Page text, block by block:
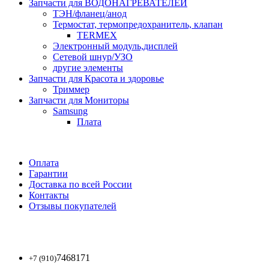
Запчасти для ВОДОНАГРЕВАТЕЛЕЙ
ТЭН/фланец/анод
Термостат, термопредохранитель, клапан
TERMEX
Электронный модуль,дисплей
Сетевой шнур/УЗО
другие элементы
Запчасти для Красота и здоровье
Триммер
Запчасти для Мониторы
Samsung
Плата
Оплата
Гарантии
Доставка по всей России
Контакты
Отзывы покупателей
+7 (910)7468171